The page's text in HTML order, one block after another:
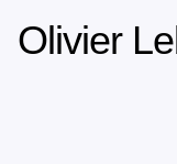
Olivier